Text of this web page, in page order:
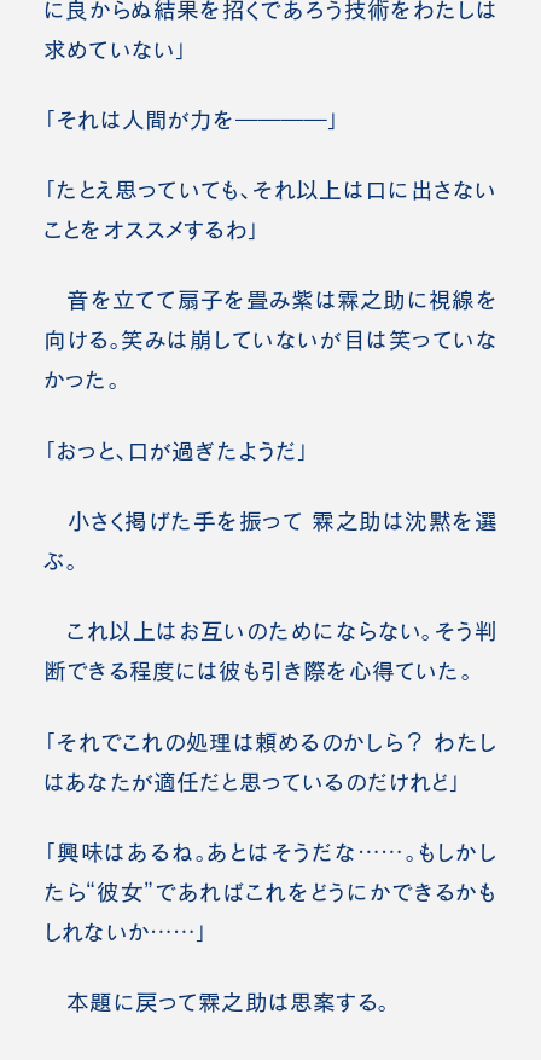
に良からぬ結果を招くであろう技術をわたしは
求めていない」
「それは人間が力を――――」
「たとえ思っていても、それ以上は口に出さない
ことをオススメするわ」
音を立てて扇子を畳み紫は霖之助に視線を
向ける。笑みは崩していないが目は笑っていな
かった。
「おっと、口が過ぎたようだ」
小さく掲げた手を振って 霖之助は沈黙を選
ぶ。
これ以上はお互いのためにならない。そう判
断できる程度には彼も引き際を心得ていた。
「それでこれの処理は頼めるのかしら？ わたし
はあなたが適任だと思っているのだけれど」
「興味はあるね。あとはそうだな……。もしかし
たら“彼女”であればこれをどうにかできるかも
しれないか……」
本題に戻って霖之助は思案する。